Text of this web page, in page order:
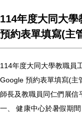
114年度大同大
預約表單填寫(主
114年度大同大學教職員
Google 預約表單填寫(主
師長及教職員同仁們展信
一、 健康中心於暑假期